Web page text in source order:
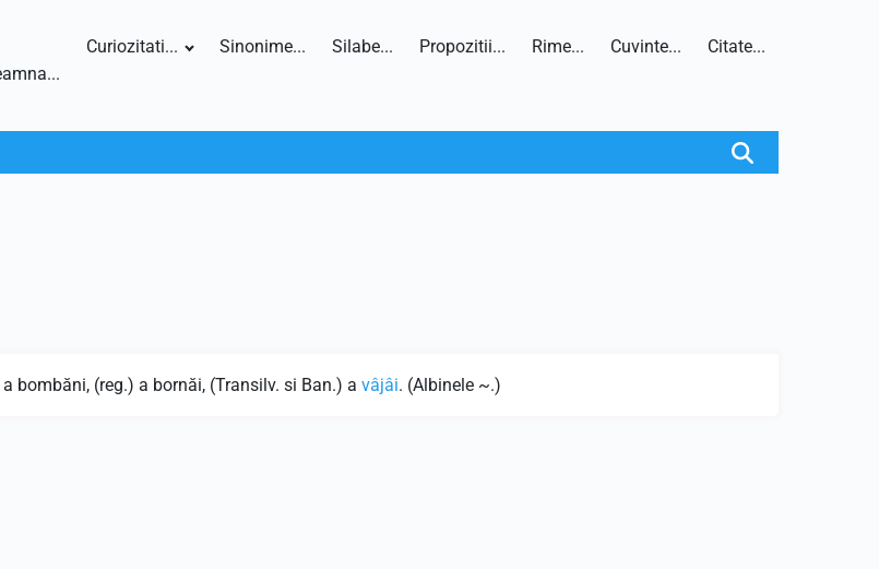
Curiozitati... Sinonime... Silabe... Propozitii... Rime... Cuvinte... Citate...
a bombăni, (reg.) a bornăi, (Transilv. si Ban.) a vâjâi. (Albinele ~.)